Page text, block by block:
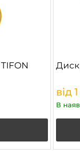
Диск
від
В